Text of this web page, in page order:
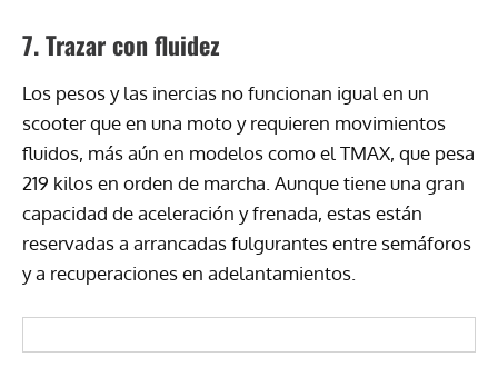
7. Trazar con fluidez
Los pesos y las inercias no funcionan igual en un
scooter que en una moto y requieren movimientos
fluidos, más aún en modelos como el TMAX, que pesa
219 kilos en orden de marcha. Aunque tiene una gran
capacidad de aceleración y frenada, estas están
reservadas a arrancadas fulgurantes entre semáforos
y a recuperaciones en adelantamientos.